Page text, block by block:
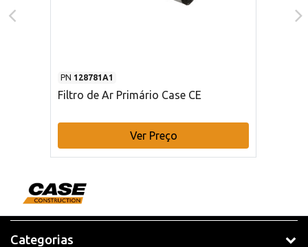
PN 128781A1
Filtro de Ar Primário Case CE
Ver Preço
Categorias